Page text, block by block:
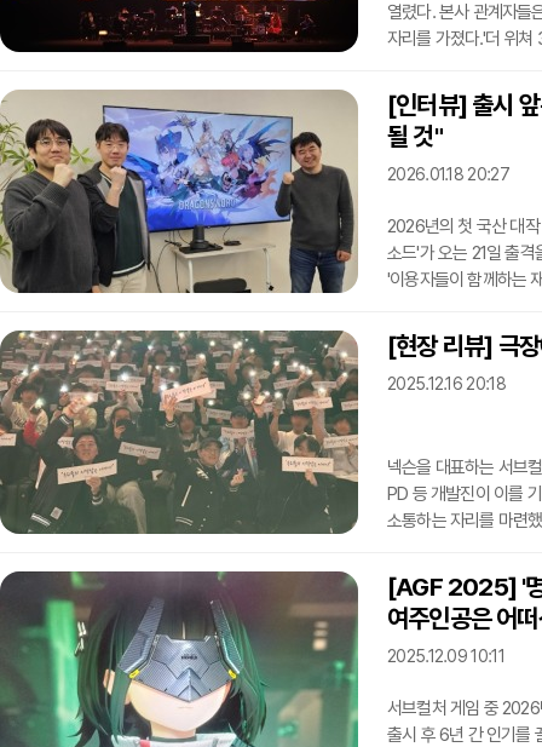
열렸다. 본사 관계자들
자리를 가졌다.'더 위쳐
'하츠 오브 스톤', '블러
더불어 대형 스크린을
작곡에 참여한 폴란드
물론 한국어 더빙판에
[인터뷰] 출시
될 것"
2026.01.18 20:27
2026년의 첫 국산 대
소드'가 오는 21일 출
'이용자들이 함께하는
크리에이티브 디렉터
카툰 렌더링 그래픽을
여럿을 교체해가며 플
[현장 리뷰] 극
2025.12.16 20:18
넥슨을 대표하는 서브
PD 등 개발진이 이를
소통하는 자리를 마련
선보인 전국 투어 오케
영화사 그램이 제작,
개발을 맡은 넥슨게임
디렉터는 물론 오케스
[AGF 2025] '명
여주인공은 어
2025.12.09 10:11
서브컬처 게임 중
출시 후 6년 간 인기를